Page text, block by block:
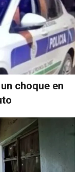
choque en